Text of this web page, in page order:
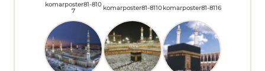
komarposter81-810
7
komarposter81-8110komarposter81-8116